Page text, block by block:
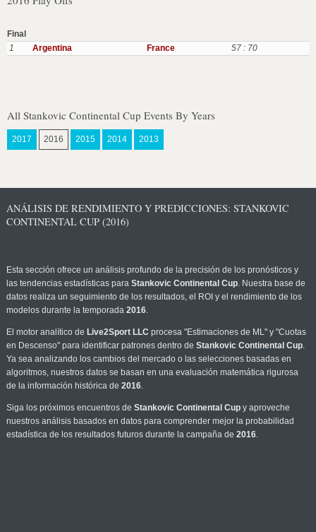
Final
1
Argentina France 57 : 70
All Stankovic Continental Cup Events By Years
2017 2016 2015 2014 2013
ANÁLISIS DE RENDIMIENTO Y PREDICCIONES: STANKOVIC
CONTINENTAL CUP (2016)
Esta sección ofrece un análisis profundo de la precisión de los pronósticos y
las tendencias estadísticas para Stankovic Continental Cup. Nuestra base de
datos realiza un seguimiento de los resultados, el ROI y el rendimiento de los
modelos durante la temporada 2016.
El motor analítico de Live2Sport LLC procesa "Estimaciones de ML" y "Cuotas
en Descenso" para identificar patrones dentro de Stankovic Continental Cup.
Ya sea analizando los cambios del mercado o las selecciones basadas en
algoritmos, nuestros datos se basan en una evaluación matemática rigurosa
de la información histórica de 2016.
Siga los próximos encuentros de Stankovic Continental Cupy aproveche
nuestros análisis basados en datos para comprender mejor la probabilidad
estadística de los resultados futuros durante la campaña de 2016.